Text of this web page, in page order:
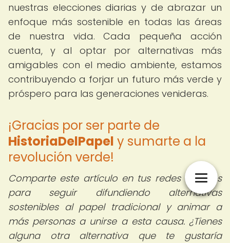
nuestras elecciones diarias y de abrazar un
enfoque más sostenible en todas las áreas
de nuestra vida. Cada pequeña acción
cuenta, y al optar por alternativas más
amigables con el medio ambiente, estamos
contribuyendo a forjar un futuro más verde y
próspero para las generaciones venideras.
¡Gracias por ser parte de
HistoriaDelPapel y sumarte a la
revolución verde!
Comparte este artículo en tus redes sociales
para seguir difundiendo alternativas
sostenibles al papel tradicional y animar a
más personas a unirse a esta causa. ¿Tienes
alguna otra alternativa que te gustaría